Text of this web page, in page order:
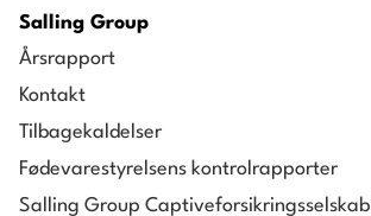
Salling Group
Årsrapport
Kontakt
Tilbagekaldelser
Fødevarestyrelsens kontrolrapporter
Salling Group Captiveforsikringsselskab